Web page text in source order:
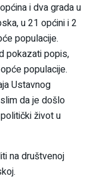
i dva grada u
u 21 općini i 2
populacije.
pokazati popis,
populacije.
Ustavnog
da je došlo
život u
na društvenoj